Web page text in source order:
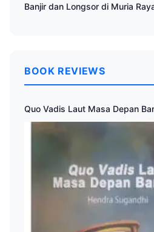
Banjir dan Longsor di Muria
BOOK REVIEWS
Quo Vadis Laut Masa Depan